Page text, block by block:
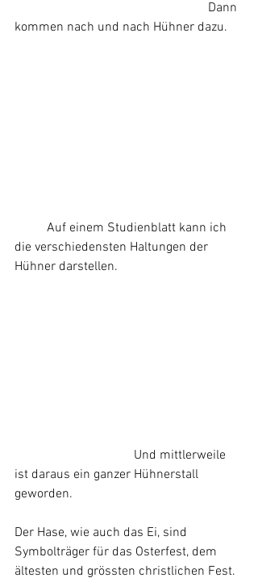
kommen nach und nach Hühner dazu.
die verschiedensten Haltungen der
Hühner darstellen.
ist daraus ein ganzer Hühnerstall
geworden.
Der Hase, wie auch das Ei, sind
Symbolträger für das Osterfest, dem
ältesten und grössten christlichen Fest.